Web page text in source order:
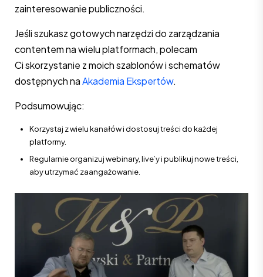
zainteresowanie publiczności.
Jeśli szukasz gotowych narzędzi do zarządzania
contentem na wielu platformach, polecam
Ci skorzystanie z moich szablonów i schematów
dostępnych naAkademia Ekspertów.
Podsumowując:
Korzystaj z wielu kanałów i dostosuj treści do każdej
platformy.
Regularnie organizuj webinary, live’y i publikuj nowe treści,
aby utrzymać zaangażowanie.